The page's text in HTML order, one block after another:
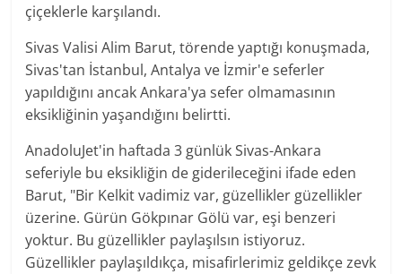
çiçeklerle karşılandı.
Sivas Valisi Alim Barut, törende yaptığı konuşmada,
Sivas'tan İstanbul, Antalya ve İzmir'e seferler
yapıldığını ancak Ankara'ya sefer olmamasının
eksikliğinin yaşandığını belirtti.
AnadoluJet'in haftada 3 günlük Sivas-Ankara
seferiyle bu eksikliğin de giderileceğini ifade eden
Barut, "Bir Kelkit vadimiz var, güzellikler güzellikler
üzerine. Gürün Gökpınar Gölü var, eşi benzeri
yoktur. Bu güzellikler paylaşılsın istiyoruz.
Güzellikler paylaşıldıkça, misafirlerimiz geldikçe zevk